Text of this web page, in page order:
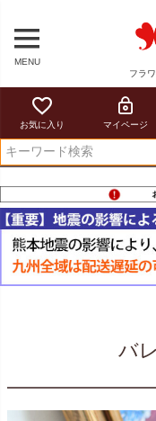
MENU
フラ
お気に入り マイページ
バ